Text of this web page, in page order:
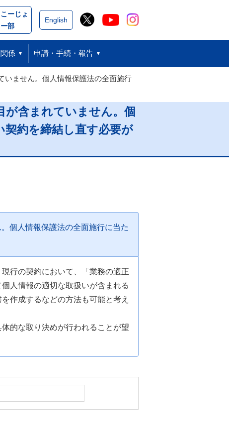
閉じる
こーじょ
ー部
English
係 申請・手続・報告
いません。個人情報保護法の全面施行
が含まれていません。個
契約を締結し直す必要が
個人情報保護法の全面施行に当た
行の契約において、「業務の適正
人情報の適切な取扱いが含まれる
作成するなどの方法も可能と考え
的な取り決めが行われることが望